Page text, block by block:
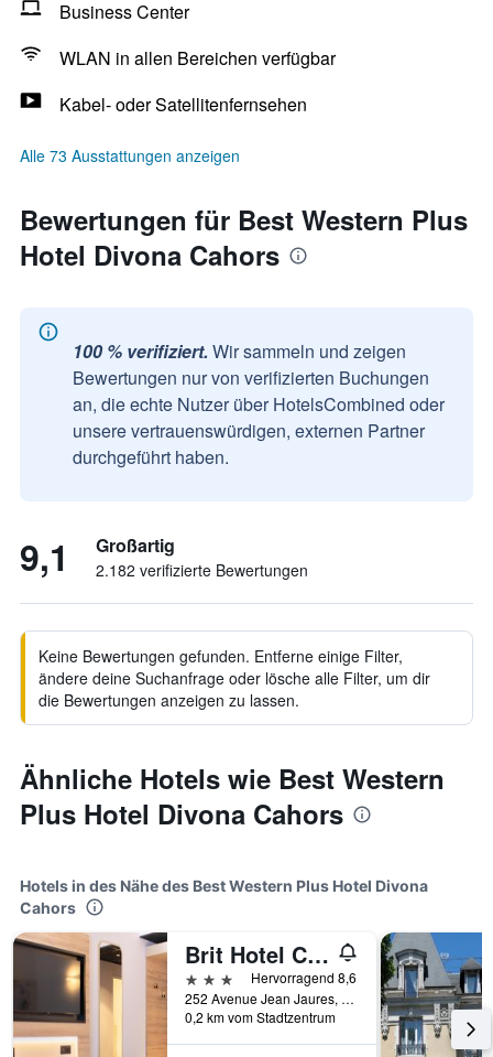
Business Center
WLAN in allen Bereichen verfügbar
Kabel- oder Satellitenfernsehen
Alle 73 Ausstattungen anzeigen
Bewertungen für Best Western Plus
Hotel Divona Cahors
100 % verifiziert. Wir sammeln und zeigen
Bewertungen nur von verifizierten Buchungen
an, die echte Nutzer über HotelsCombined oder
unsere vertrauenswürdigen, externen Partner
durchgeführt haben.
9,1 Großartig
2.182 verifizierte Bewertungen
Keine Bewertungen gefunden. Entferne einige Filter,
ändere deine Suchanfrage oder lösche alle Filter, um dir
die Bewertungen anzeigen zu lassen.
Ähnliche Hotels wie Best Western
Plus Hotel Divona Cahors
Hotels in des Nähe des Best Western Plus Hotel Divona
Cahors
Brit Hotel Cahors Centre - Le Valentre
3 Sterne
Hervorragend 8,6
252 Avenue Jean Jaures, Cahors, Lot, Frankreich
0,2 km vom Stadtzentrum